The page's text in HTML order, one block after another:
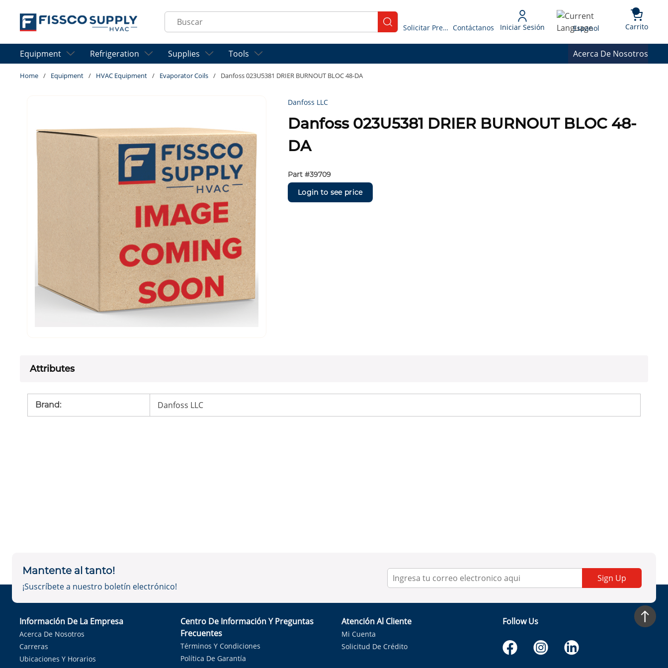
Skip to main content
Site Search
submit search
Solicitar Presupuesto Contáctanos Iniciar Sesión Language
Espanol Carrito{0}
Equipment Refrigeration Supplies Tools Acerca De Nosotros
Home / Equipment / HVAC Equipment / Evaporator Coils / Danfoss 023U5381 DRIER BURNOUT BLOC 48-DA
Danfoss LLC
Danfoss 023U5381 DRIER BURNOUT BLOC 48-
DA
Part #39709
Login to see price
Attributes
Brand: Danfoss LLC
Mantente al tanto!
¡Suscríbete a nuestro boletín electrónico!
Sign Up
Información De La Empresa
Acerca De Nosotros
Carreras
Ubicaciones Y Horarios
Centro De Información Y Preguntas
Frecuentes
Términos Y Condiciones
Política De Garantía
Atención Al Cliente
Mi Cuenta
Solicitud De Crédito
Follow Us